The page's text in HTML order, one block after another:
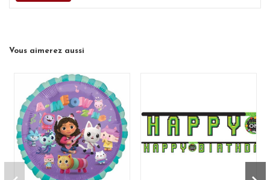
Vous aimerez aussi